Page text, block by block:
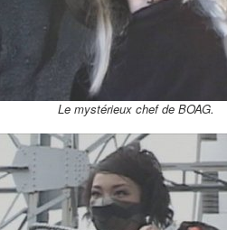
Le mystérieux chef de BOAG.